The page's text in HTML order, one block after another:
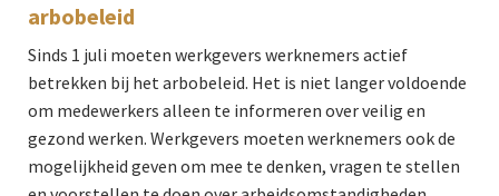
arbobeleid
Sinds 1 juli moeten werkgevers werknemers actief
betrekken bij het arbobeleid. Het is niet langer voldoende
om medewerkers alleen te informeren over veilig en
gezond werken. Werkgevers moeten werknemers ook de
mogelijkheid geven om mee te denken, vragen te stellen